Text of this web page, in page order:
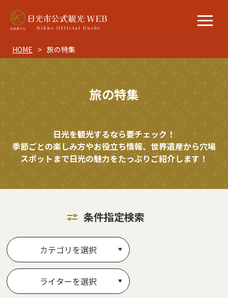
HOME 旅の特集
旅の特集
日光を観光するなら要チェック！
季節ごとの楽しみ方やお役立ち情報、世界遺産から穴場
スポットまで日光の魅力をたっぷりご紹介します！
条件指定検索
カテゴリを選択
ライターを選択